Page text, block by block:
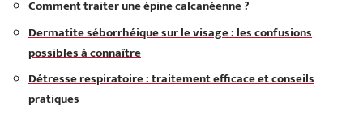
Comment traiter une épine calcanéenne ?
Dermatite séborrhéique sur le visage : les confusions
possibles à connaître
Détresse respiratoire : traitement efficace et conseils
pratiques